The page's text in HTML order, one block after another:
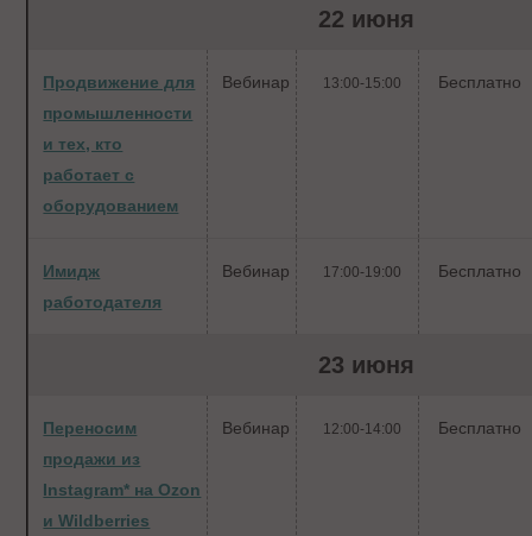
22 июня
Продвижение для
промышленности
и тех, кто
работает с
оборудованием
Вебинар 13:00-15:00 Бесплатно
Имидж
работодателя
Вебинар 17:00-19:00 Бесплатно
23 июня
Переносим
продажи из
Instagram* на Ozon
и Wildberries
Вебинар 12:00-14:00 Бесплатно